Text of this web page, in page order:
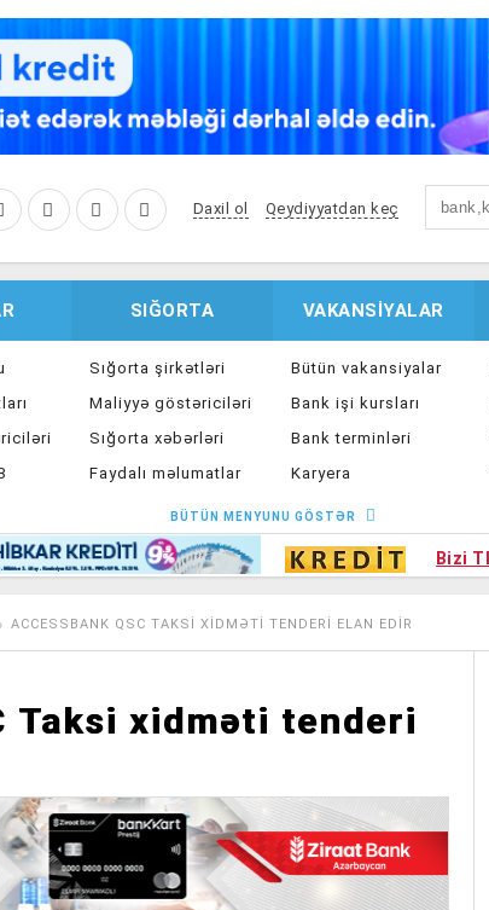
Daxil ol Qeydiyyatdan keç
SIĞORTA
Sığorta şirkətləri
Maliyyə göstəriciləri
Sığorta xəbərləri
Faydalı məlumatlar
Sığorta kalkulyatoru
VAKANSIYALAR
Bütün vakansiyalar
Bank işi kursları
Bank terminləri
Karyera
Peşakar inkişaf
BÜTÜN MENYUNU GÖSTƏR
Bizi
ACCESSBANK QSC TAKSI XIDMƏTI TENDERI ELAN EDIR
Taksi xidməti tenderi